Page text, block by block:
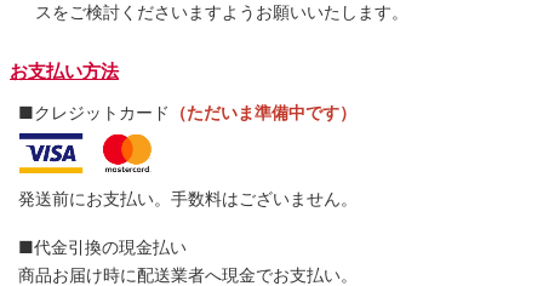
スをご検討くださいますようお願いいたします。
お支払い方法
■クレジットカード （ただいま準備中です）
発送前にお支払い。手数料はございません。
■代金引換の現金払い
商品お届け時に配送業者へ現金でお支払い。